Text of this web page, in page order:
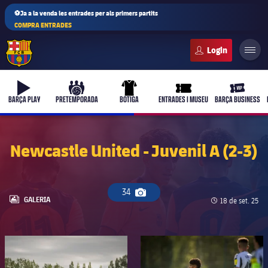
⚽Ja a la venda les entrades per als primers partits
COMPRA ENTRADES
b-play
BARÇA PLAY
culers-ball
PRETEMPORADA
uniform
BOTIGA
ticket-full
ENTRADES I MUSEU
ticket-
BARÇA BUSINESS
Newcastle United - Juvenil A (2-3)
34
Icona de càmera
LABEL.ARIA.GALLERY
GALERIA Data de
18 de set. 25
FC Barcelona club badge FC Barcelona club badge